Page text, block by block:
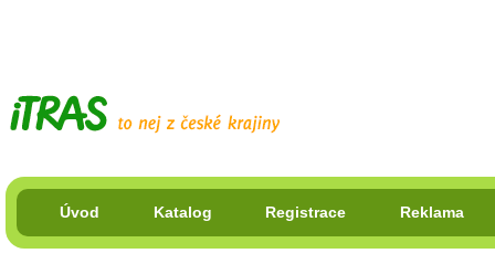
Úvod Katalog Registrace Reklama